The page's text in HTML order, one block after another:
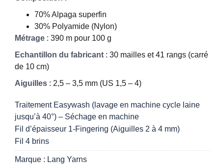
70% Alpaga superfin
30% Polyamide (Nylon)
Métrage : 390 m pour 100 g
Echantillon du fabricant : 30 mailles et 41 rangs (carré
de 10 cm)
Aiguilles : 2,5 – 3,5 mm (US 1,5 – 4)
Traitement Easywash (lavage en machine cycle laine
jusqu’à 40°) – Séchage en machine
Fil d’épaisseur 1-Fingering (Aiguilles 2 à 4 mm)
Fil 4 brins
Marque : Lang Yarns